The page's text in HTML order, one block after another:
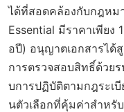
ได้ที่สอดคล้องกับกฎหม
Essential มีราคาเพียง
อปี) อนุญาตเอกสารได้
การตรวจสอบสิทธิ์ด้วย
บการปฏิบัติตามกฎระเ
นตัวเลือกที่คุ้มค่าสำหรั